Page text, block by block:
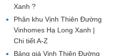
Xanh ?
Phân khu Vịnh Thiên Đường
Vinhomes Hạ Long Xanh |
Chi tiết A-Z
Bảng giá Vịnh Thiên Đường